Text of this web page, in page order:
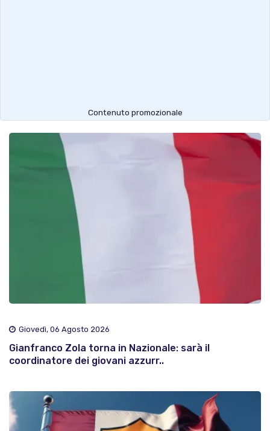
Contenuto promozionale
Giovedì, 06 Agosto 2026
Gianfranco Zola torna in Nazionale: sarà il
coordinatore dei giovani azzurr..